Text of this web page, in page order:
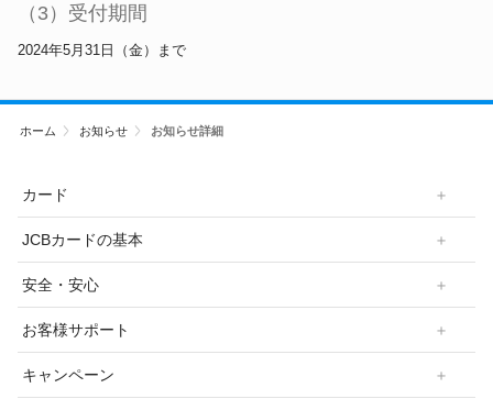
（3）受付期間
2024年5月31日（金）まで
ホーム お知らせ お知らせ詳細
カード
JCBカードの基本
安全・安心
お客様サポート
キャンペーン